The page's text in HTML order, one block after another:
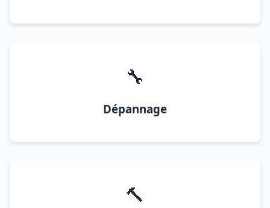
🔧
Dépannage
🔨